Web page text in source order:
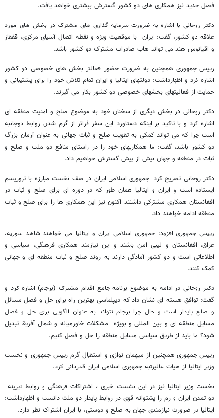
فصل جدید نیز همکاری های دو کشور گسترش بیشتری خواهد یافت.
دکتر روحانی با اشاره به ضرورت سرمایه گذاری های مشترک در بخش های مورد
علاقه دو کشور، گفت: ایران با موقعیت ویژه و نقطه اتصال آسیای مرکزی، قفقاز
و اقیانوس هند می تواند هاب صادرات مشترک دو کشور باشد.
رییس جمهوری همچنین به ضرورت حضور فعالتر بخش های خصوصی دو کشور
اشاره کرد و اظهارداشت: دولتهای ایتالیا و ایران تمام تلاش خود را برای پشتیبانی و
حمایت از فعالیتهای بخشهای خصوصی دو کشور بکار می گیرند.
دکتر روحانی در بخش دیگری از سخنان خود به موضوع صلح و امنیت منطقه ای
اشاره کرد و با تاکید بر اینکه دستاورد این سفر فراتر از گرم شدن روابط دوجانبه
است چرا که می تواند کمکی به تقویت صلح و ثبات جهانی به عنوان آرمان بزرگ
دو کشور باشد، گفت: ما همکاریهای خود را در راستای منافع دو ملت و صلح و
ثبات در منطقه و جهان بیش از پیش گسترش خواهیم داد.
دکتر روحانی تصریح کرد: جمهوری اسلامی ایران در صف نخست مبارزه با تروریسم
ایستاده است و ایران و ایتالیا همان طور که در دوره ای برای صلح و ثبات در
افغانستان همکاری مشترکی داشتند اکنون نیز این همکاری ها را برای صلح و ثبات
منطقه ادامه خواهند داد.
رییس جمهوری افزود: جمهوری اسلامی ایران و ایتالیا می خواهند شاهد سوریه،
عراق، افغانستان و لیبی امن باشند و این نیازمند همکاری فرهنگی، سیاسی و
اطلاعاتی است و دو کشور آمادگی دارند به روند صلح و ثبات منطقه ای و جهانی
کمک کنند.
دکتر روحانی در ادامه به موضوع برنامه جامع اقدام مشترک (برجام) اشاره کرد و
گفت: توافق هسته ای نشان داد که دیپلماسی بهترین راه برای حل و فصل مسائل
و صلح پایدار است و حال چرا برجام نتواند به عنوان الگویی برای حل و فصل
مسایل منطقه ای و بین المللی و بویژه مشکلات خاورمیانه و شمال آفریقا تبدیل
شود؟ ما باید از طریق سیاسی مسایل منطقه را حل و فصل کنیم.
رییس جمهوری همچنین از میهمان نوازی و استقبال گرم رییس جمهوری و نخست
وزیر ایتالیا از هیات عالیرتبه جمهوری اسلامی ایران قدردانی کرد.
نخست وزیر ایتالیا نیز در این نشست خبری ، اشتراکات فرهنگی و روابط دیرینه
دو تمدن ایران و رم را پشتوانه قوی در روابط پایدار دو ملت دانست و اظهارداشت:
ایتالیا در ضرورت نیازمندی جهان به صلح و دوستی، با ایران اشتراک نظر دارد.